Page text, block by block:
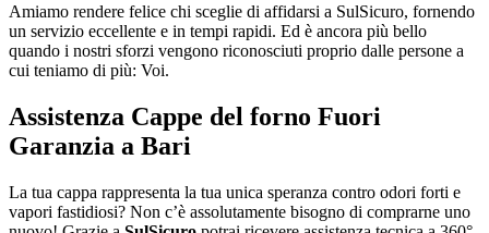
Amiamo rendere felice chi sceglie di affidarsi a SulSicuro, fornendo
un servizio eccellente e in tempi rapidi. Ed è ancora più bello
quando i nostri sforzi vengono riconosciuti proprio dalle persone a
cui teniamo di più: Voi.
Assistenza Cappe del forno Fuori
Garanzia a Bari
La tua cappa rappresenta la tua unica speranza contro odori forti e
vapori fastidiosi? Non c’è assolutamente bisogno di comprarne uno